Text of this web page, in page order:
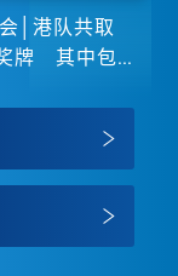
│港队共取
牌 其中包